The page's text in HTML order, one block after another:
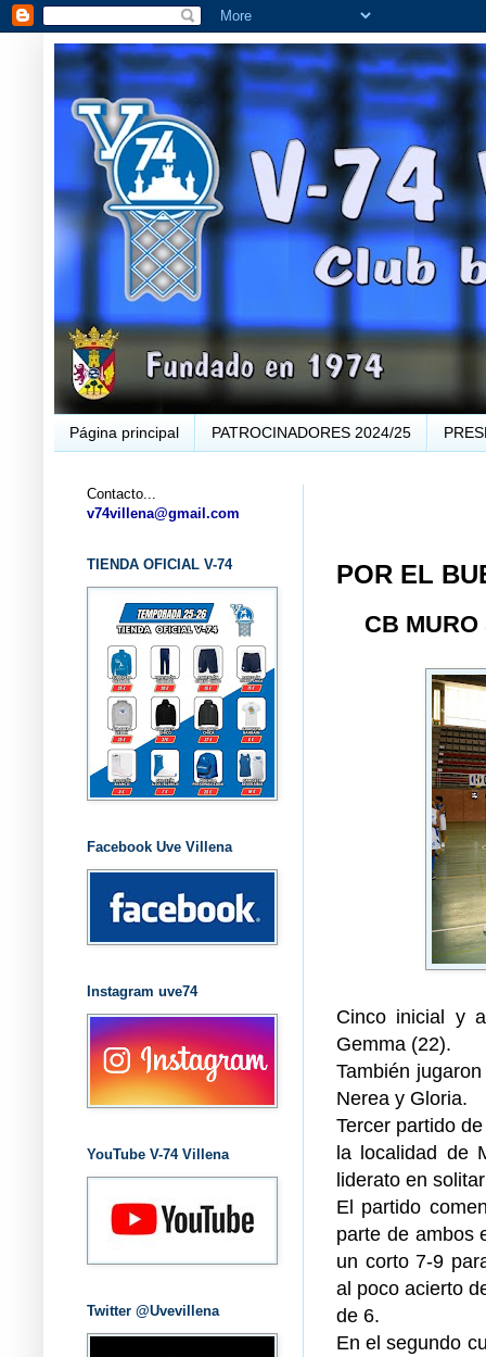
Página principal PATROCINADORES 2024/25
POR EL
CB MURO
Cinco inicial y
Gemma (22).
También
Nerea y Gloria.
Tercer partido
la localidad de
liderato en
El partido
parte de ambos
un corto 7-9
al poco acierto
de 6.
En el segundo
Contacto...
v74villena@gmail.com
TIENDA OFICIAL V-74
Facebook Uve Villena
Instagram uve74
YouTube V-74 Villena
Twitter @Uvevillena